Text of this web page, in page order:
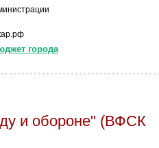
города
и обороне" (ВФСК